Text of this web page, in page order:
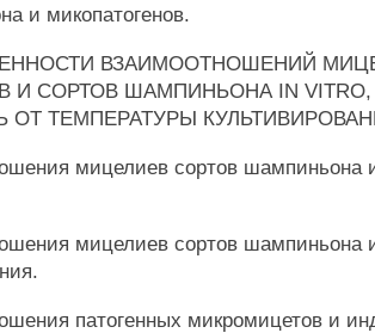
и микопатогенов.
ВЗАИМООТНОШЕНИЙ
И СОРТОВ ШАМПИНЬОНА IN
ОТ ТЕМПЕРАТУРЫ
мицелиев сортов шампиньона
мицелиев сортов шампиньона
патогенных микромицетов и